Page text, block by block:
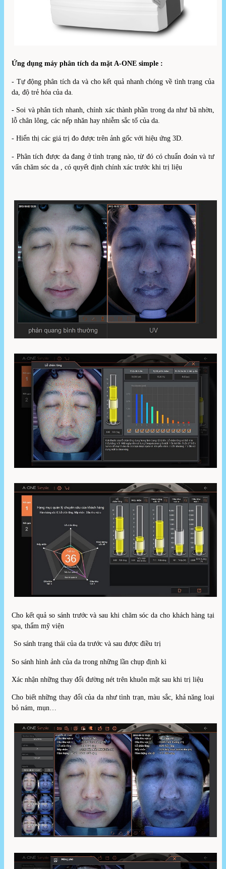
Ứng dụng máy phân tích da mặt A-ONE simple :
- Tự động phân tích da và cho kết quả nhanh chóng về tình trạng của
da, độ trẻ hóa của da.
- Soi và phân tích nhanh, chính xác thành phần trong da như bã nhờn,
lỗ chân lông, các nếp nhăn hay nhiễm sắc tố của da.
- Hiển thị các giá trị đo được trên ảnh gốc với hiệu ứng 3D.
- Phân tích được da đang ở tình trạng nào, từ đó có chuẩn đoán và tư
vấn chăm sóc da , có quyết định chính xác trước khi trị liệu
Cho kết quả so sánh trước và sau khi chăm sóc da cho khách hàng tại
spa, thẩm mỹ viện
So sánh trạng thái của da trước và sau được điều trị
So sánh hình ảnh của da trong những lần chụp định kì
Xác nhận những thay đổi đường nét trên khuôn mặt sau khi trị liệu
Cho biết những thay đổi của da như tình trạn, màu sắc, khả năng loại
bỏ nám, mụn…